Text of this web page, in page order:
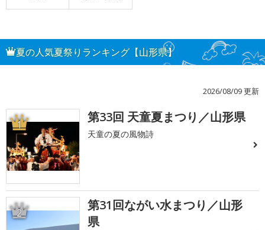
夏の人気夏祭りランキング【山形県】
2026/08/09 更新
1 第33回 天童夏まつり／山形県
天童の夏の風物詩
2
第31回ながい水まつり／山形
県